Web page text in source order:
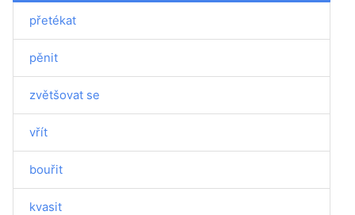
přetékat
pěnit
zvětšovat se
vřít
bouřit
kvasit